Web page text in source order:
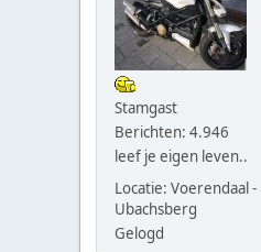
Stamgast
Berichten: 4.946
leef je eigen leven..
Locatie: Voerendaal -
Ubachsberg
Gelogd